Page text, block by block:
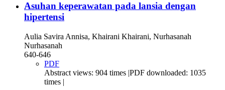
Asuhan keperawatan pada lansia dengan
hipertensi
Aulia Savira Annisa, Khairani Khairani, Nurhasanah
Nurhasanah
640-646
PDF
Abstract views: 904 times |PDF downloaded: 1035
times |